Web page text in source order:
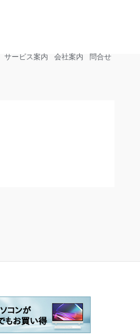
サービス案内 会社案内 問合せ